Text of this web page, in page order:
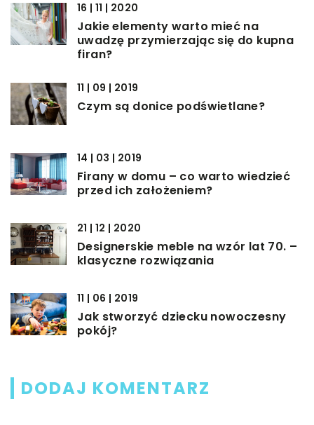
16 | 11 | 2020
Jakie elementy warto mieć na
uwadzę przymierzając się do kupna
firan?
11 | 09 | 2019
Czym są donice podświetlane?
14 | 03 | 2019
Firany w domu – co warto wiedzieć
przed ich założeniem?
21 | 12 | 2020
Designerskie meble na wzór lat 70. –
klasyczne rozwiązania
11 | 06 | 2019
Jak stworzyć dziecku nowoczesny
pokój?
DODAJ KOMENTARZ